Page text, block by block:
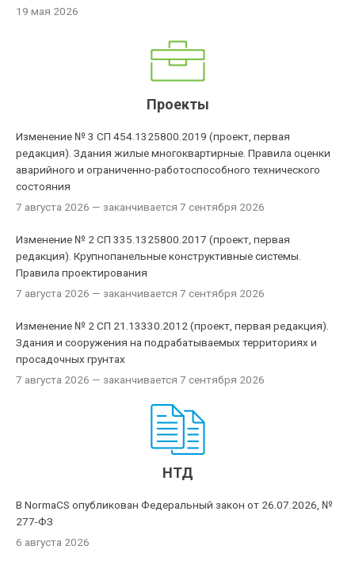
19 мая 2026
Проекты
Изменение № 3 СП 454.1325800.2019 (проект, первая
редакция). Здания жилые многоквартирные. Правила оценки
аварийного и ограниченно-работоспособного технического
состояния
7 августа 2026 — заканчивается 7 сентября 2026
Изменение № 2 СП 335.1325800.2017 (проект, первая
редакция). Крупнопанельные конструктивные системы.
Правила проектирования
7 августа 2026 — заканчивается 7 сентября 2026
Изменение № 2 СП 21.13330.2012 (проект, первая редакция).
Здания и сооружения на подрабатываемых территориях и
просадочных грунтах
7 августа 2026 — заканчивается 7 сентября 2026
НТД
В NormaCS опубликован Федеральный закон от 26.07.2026, №
277-ФЗ
6 августа 2026